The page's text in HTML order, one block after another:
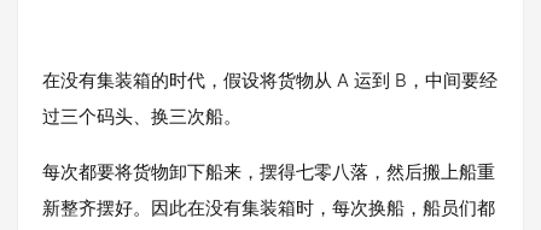
在没有集装箱的时代，假设将货物从 A 运到 B，中间要经
过三个码头、换三次船。
每次都要将货物卸下船来，摆得七零八落，然后搬上船重
新整齐摆好。因此在没有集装箱时，每次换船，船员们都